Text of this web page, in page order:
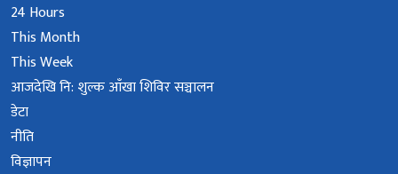
24 Hours
This Month
This Week
आजदेखि नि: शुल्क आँखा शिविर सञ्चालन
डेटा
नीति
विज्ञापन